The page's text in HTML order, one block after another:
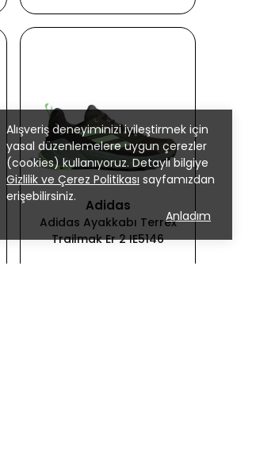
Alışveriş deneyiminizi iyileştirmek için
yasal düzenlemelere uygun çerezler
(cookies) kullanıyoruz. Detaylı bilgiye
Gizlilik ve Çerez Politikası sayfamızdan
erişebilirsiniz.
Anladım
Adidas
Adidas Ayakkabı Terrex
Trailmak Er 2 IE5146